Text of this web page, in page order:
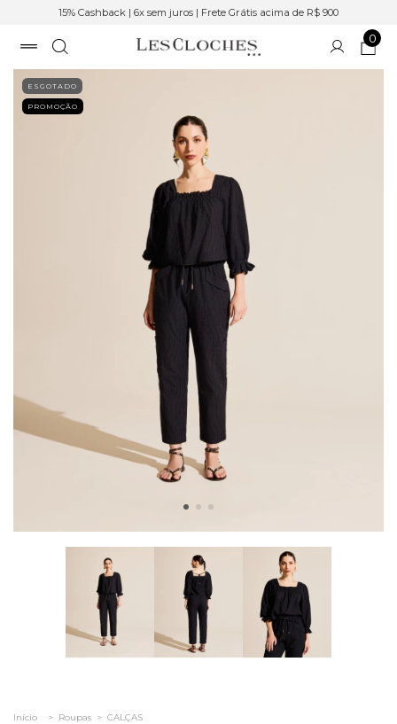
15% Cashback | 6x sem juros | Frete Grátis acima de R$ 900
0
ESGOTADO
PROMOÇÃO
Início > Roupas > CALÇAS